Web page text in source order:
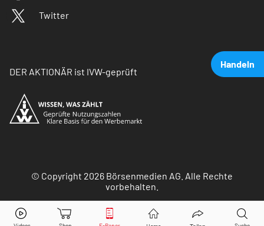
Handeln
CEWE Aktie jetzt handeln?
Twitter
DER AKTIONÄR ist IVW-geprüft
© Copyright 2026 Börsenmedien AG. Alle Rechte
vorbehalten.